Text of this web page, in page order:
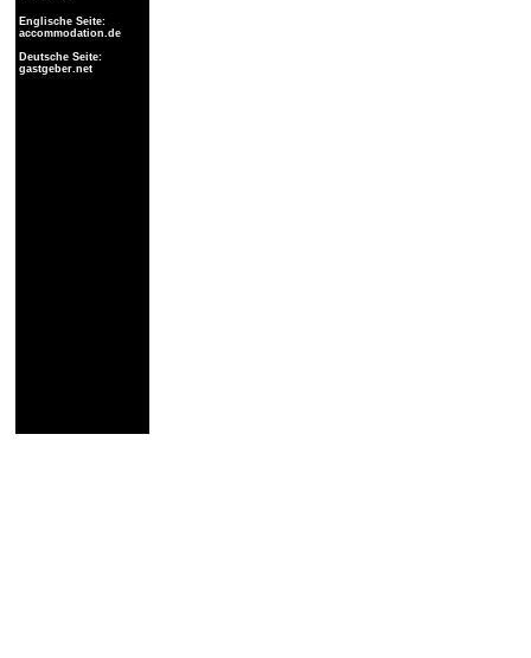
Englische Seite:
accommodation.de
Deutsche Seite:
gastgeber.net